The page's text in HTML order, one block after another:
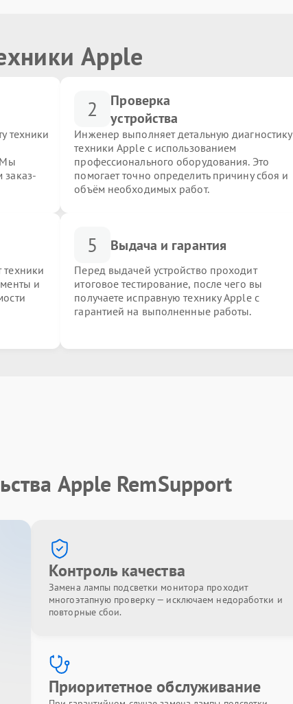
Apple
техники
Мы
заказ-
2
Проверка
устройства
Инженер выполняет детальную диагностику
техники Apple с использованием
профессионального оборудования. Это
помогает точно определить причину сбоя и
объём необходимых работ.
техники
и
5 Выдача и гарантия
Перед выдачей устройство проходит
итоговое тестирование, после чего вы
получаете исправную технику Apple с
гарантией на выполненные работы.
Apple RemSupport
Контроль качества
Замена лампы подсветки монитора проходит
многоэтапную проверку — исключаем недоработки и
повторные сбои.
Приоритетное обслуживание